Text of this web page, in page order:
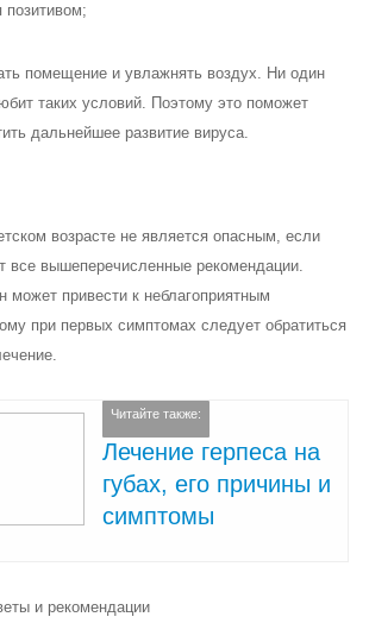
позитивом;
помещение и увлажнять воздух. Ни один
таких условий. Поэтому это поможет
дальнейшее развитие вируса.
возрасте не является опасным, если
все вышеперечисленные рекомендации.
может привести к неблагоприятным
при первых симптомах следует обратиться
Читайте также:
Лечение герпеса на
губах, его причины и
симптомы
и рекомендации